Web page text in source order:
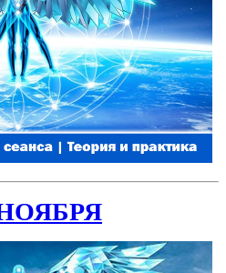
НОЯБРЯ